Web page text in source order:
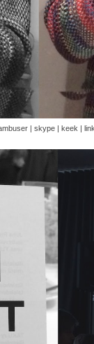
| skype | keek |